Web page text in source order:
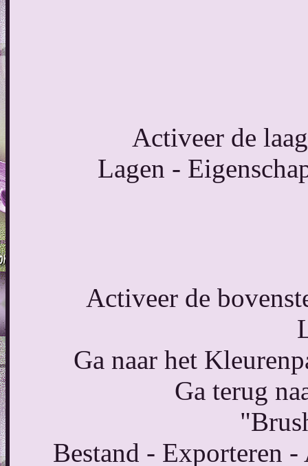
Activeer de
Lagen -
Activeer de
Ga naar het
Ga terug
Bestand - Exporteren -